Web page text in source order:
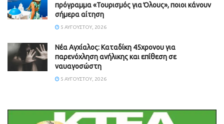
πρόγραμμα «Τουρισμός για Όλους», ποιοι κάνουν
σήμερα αίτηση
5 ΑΥΓΟΎΣΤΟΥ, 2026
Νέα Αγχίαλος: Καταδίκη 45χρονου για
παρενόχληση ανήλικης και επίθεση σε
ναυαγοσώστη
5 ΑΥΓΟΎΣΤΟΥ, 2026